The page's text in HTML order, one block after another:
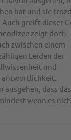
hat und sie
Auch greift dieser
zeigt doch
zwischen einem
Leiden der
und
dass
wenn es